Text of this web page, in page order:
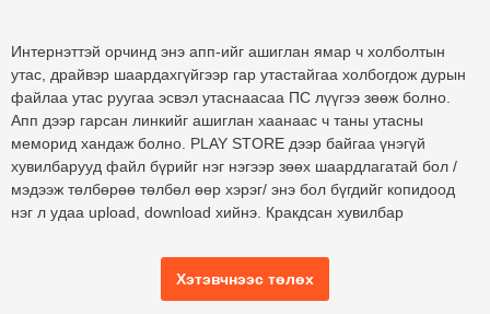
Интернэттэй орчинд энэ апп-ийг ашиглан ямар ч холболтын
утас, драйвэр шаардахгүйгээр гар утастайгаа холбогдож дурын
файлаа утас руугаа эсвэл утаснаасаа ПС лүүгээ зөөж болно.
Апп дээр гарсан линкийг ашиглан хаанаас ч таны утасны
меморид хандаж болно. PLAY STORE дээр байгаа үнэгүй
хувилбарууд файл бүрийг нэг нэгээр зөөх шаардлагатай бол /
мэдээж төлбөрөө төлбөл өөр хэрэг/ энэ бол бүгдийг копидоод
нэг л удаа upload, download хийнэ. Кракдсан хувилбар
Хэтэвчнээс төлөх